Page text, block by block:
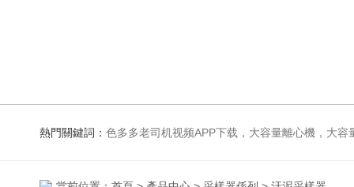
熱門關鍵詞： 色多多老司机视频APP下载，大容量離心機，大容量振蕩器，高速冷凍離心機，生化、光照、振蕩培養箱，磁力攪